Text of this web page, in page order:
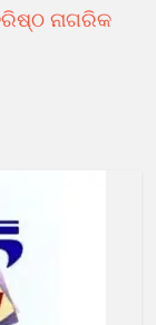
ନାଗରିକ